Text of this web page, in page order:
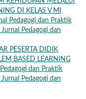
DI KELAS V MI
Pedagogi dan Praktik
Pedagogi dan
PESERTA DIDIK
BASED LEARNING
dan Praktik
Pedagogi dan